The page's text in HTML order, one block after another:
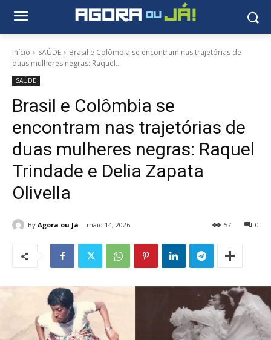
Início SAÚDE
Brasil e Colômbia se encontram nas trajetórias de
duas mulheres negras: Raquel...
SAÚDE
Brasil e Colômbia se
encontram nas trajetórias de
duas mulheres negras: Raquel
Trindade e Delia Zapata
Olivella
By Agora ou Já maio 14, 2026 0
57